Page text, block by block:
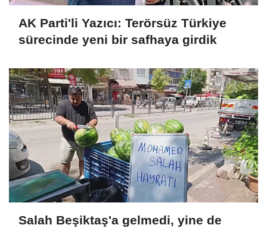
AK Parti'li Yazıcı: Terörsüz Türkiye
sürecinde yeni bir safhaya girdik
Salah Beşiktaş'a gelmedi, yine de